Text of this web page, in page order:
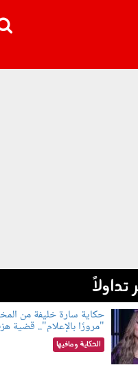
تداولاً
حكاية سارة خليفة من
"مرورًا بالإعلام".. قضية
الحكاية ومافيها